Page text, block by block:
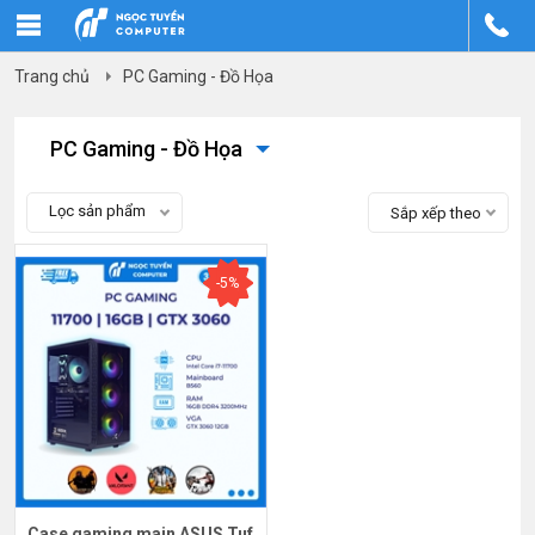
Trang chủ PC Gaming - Đồ Họa
PC Gaming - Đồ Họa
Lọc sản phẩm Sắp xếp theo
-5%